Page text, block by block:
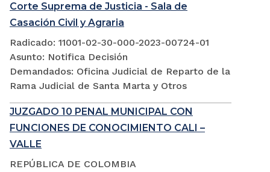
Corte Suprema de Justicia - Sala de
Casación Civil y Agraria
Radicado: 11001-02-30-000-2023-00724-01
Asunto: Notifica Decisión
Demandados: Oficina Judicial de Reparto de la
Rama Judicial de Santa Marta y Otros
JUZGADO 10 PENAL MUNICIPAL CON
FUNCIONES DE CONOCIMIENTO CALI –
VALLE
REPÚBLICA DE COLOMBIA